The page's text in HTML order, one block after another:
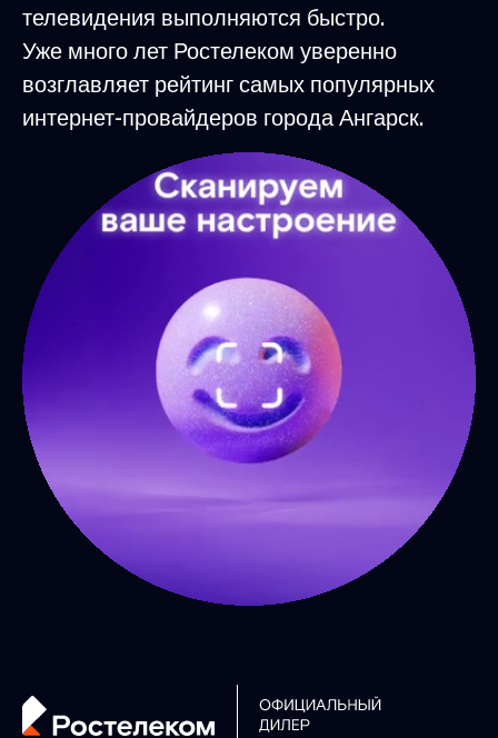
телевидения выполняются быстро.
Уже много лет Ростелеком уверенно
возглавляет рейтинг самых популярных
интернет-провайдеров города Ангарск.